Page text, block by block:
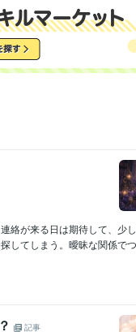
鑑定30分 タロット＋夢占い
倫 タロット 仕事 転職
絡が来る日は期待して、少
してしまう。曖昧な関係で
記事